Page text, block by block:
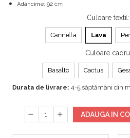
Adâncime: 92 cm
Culoare textil:
Cannella Lava
Culoare cadru
Basalto Cactus
Durata de livrare: 4-5 săptămâni din
ADAUGA IN